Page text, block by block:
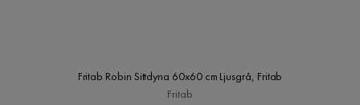
Fritab Robin Sittdyna 60x60 cm Ljusgrå, Fritab
Fritab